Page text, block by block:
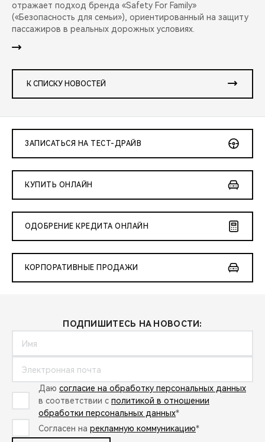
отражает подход бренда «Safety For Family»
(«Безопасность для семьи»), ориентированный на защиту
пассажиров в реальных дорожных условиях.
К СПИСКУ НОВОСТЕЙ
ЗАПИСАТЬСЯ НА ТЕСТ-ДРАЙВ
КУПИТЬ ОНЛАЙН
ОДОБРЕНИЕ КРЕДИТА ОНЛАЙН
КОРПОРАТИВНЫЕ ПРОДАЖИ
ПОДПИШИТЕСЬ НА НОВОСТИ:
Даю согласие на обработку персональных данных
в соответствии с политикой в отношении
обработки персональных данных*
Согласен на рекламную коммуникацию*